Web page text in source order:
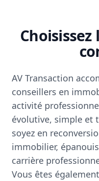
AV Transaction
conseillers en
activité
évolutive, simple et
soyez en
immobilier,
carrière
Vous êtes